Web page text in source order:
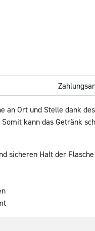
an Ort und Stelle dank
kann das Getränk
sicheren Halt der Flasche